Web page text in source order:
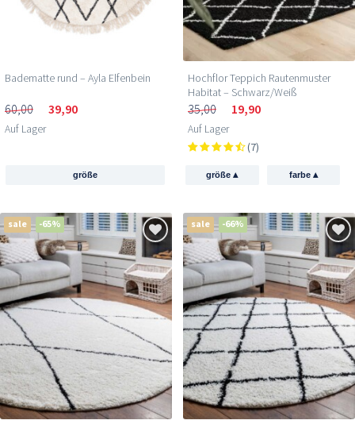
Badematte rund – Ayla Elfenbein
60,00 39,90
Auf Lager
größe
Hochflor Teppich Rautenmuster
Habitat – Schwarz/Weiß
35,00 19,90
Auf Lager
(7)
größe▴ farbe ▴
sale -65% sale -66%